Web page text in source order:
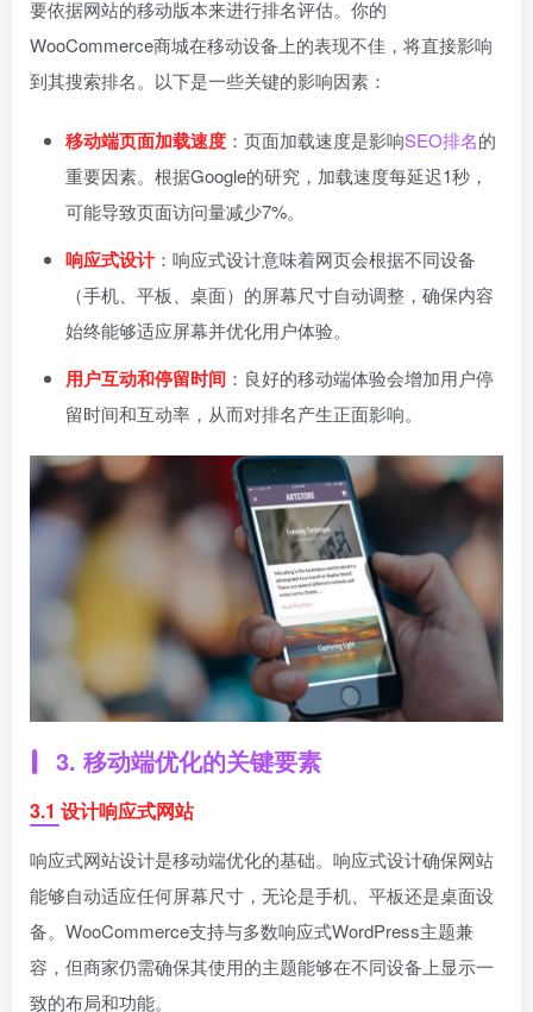
要依据网站的移动版本来进行排名评估。你的
WooCommerce商城在移动设备上的表现不佳，将直接影响
到其搜索排名。以下是一些关键的影响因素：
移动端页面加载速度 ：页面加载速度是影响SEO排名的
重要因素。根据Google的研究，加载速度每延迟1秒，
可能导致页面访问量减少7%。
响应式设计：响应式设计意味着网页会根据不同设备
（手机、平板、桌面）的屏幕尺寸自动调整，确保内容
始终能够适应屏幕并优化用户体验。
用户互动和停留时间 ：良好的移动端体验会增加用户停
留时间和互动率，从而对排名产生正面影响。
3. 移动端优化的关键要素
3.1 设计响应式网站
响应式网站设计是移动端优化的基础。响应式设计确保网站
能够自动适应任何屏幕尺寸，无论是手机、平板还是桌面设
备。WooCommerce支持与多数响应式WordPress主题兼
容，但商家仍需确保其使用的主题能够在不同设备上显示一
致的布局和功能。